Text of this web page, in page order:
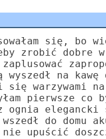
się, bo
zrobić dobre
na
warzywami
pierwsze co
ognia
do domu
upuścić